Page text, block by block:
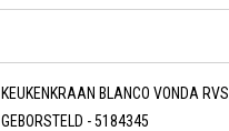
KEUKENKRAAN BLANCO VONDA RVS
GEBORSTELD - 5184345